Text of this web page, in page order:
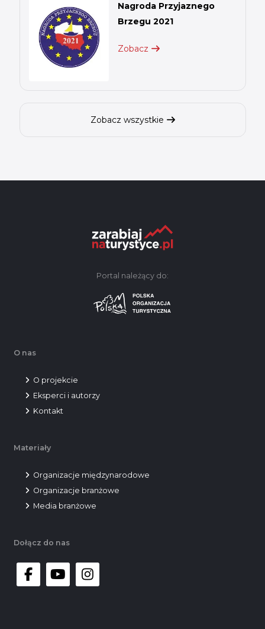
Nagroda Przyjaznego
Brzegu 2021
Zobacz
Zobacz wszystkie
Portal należący do:
O nas
O projekcie
Eksperci i autorzy
Kontakt
Materiały
Organizacje międzynarodowe
Organizacje branżowe
Media branżowe
Dołącz do nas
facebookyoutube instagram